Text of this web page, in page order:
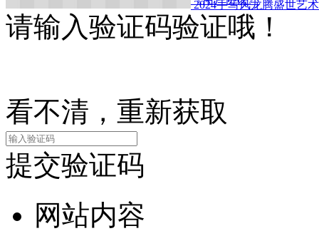
2024手写风龙腾盛世艺
请输入验证码验证哦！
看不清，重新获取
提交验证码
网站内容